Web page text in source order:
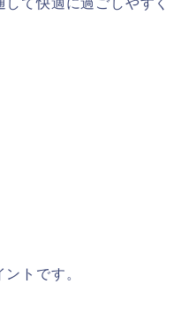
トです。